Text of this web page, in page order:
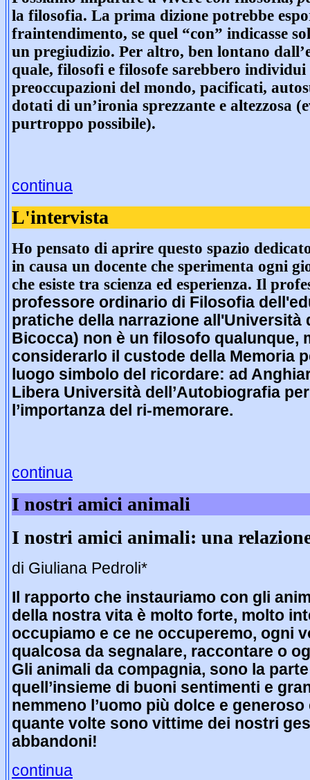
la filosofia. La prima dizione potrebbe
fraintendimento, se quel “con” indicasse
un pregiudizio. Per altro, ben lontano
quale, filosofi e filosofe sarebbero
preoccupazioni del mondo, pacificati,
dotati di un’ironia sprezzante e altezzosa
purtroppo possibile).
continua
L'intervista
Ho pensato di aprire questo spazio
in causa un docente che sperimenta ogni
che esiste tra scienza ed esperienza. Il
professore ordinario di Filosofia
pratiche della narrazione all'Università
Bicocca) non è un filosofo qualunque,
considerarlo il custode della Memoria
luogo simbolo del ricordare: ad
Libera Università dell’Autobiografia
l’importanza del ri-memorare.
continua
I nostri amici animali
I nostri amici animali: una
di Giuliana Pedroli*
Il rapporto che instauriamo con gli
della nostra vita è molto forte, molto
occupiamo e ce ne occuperemo, ogni
qualcosa da segnalare, raccontare o
Gli animali da compagnia, sono la
quell’insieme di buoni sentimenti e
nemmeno l’uomo più dolce e
quante volte sono vittime dei nostri
abbandoni!
continua